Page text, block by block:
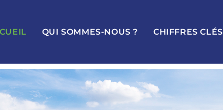
QUI SOMMES-NOUS ? CHIFFRES CLÉS